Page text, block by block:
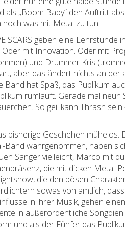
als „Boom Baby“ den Auftritt
was mit Metal zu tun.
SCARS geben eine
mit Innovation. Oder mit
und Drummer Kris
aber das ändert nichts an
Band hat Spaß, das Publikum
rumläuft. Gerade mal neun
So geil kann Thrash
bisherige Geschehen
wahrgenommen, haben
Sänger vielleicht, Marco mit
die mit dicken
die den bösen
sowas von amtlich,
in ihrer Musik, gehen
in außerordentliche
und als der Fünfer das